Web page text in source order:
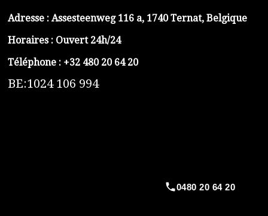
Adresse : Assesteenweg 116 a, 1740 Ternat, Belgique
Horaires : Ouvert 24h/24
Téléphone : +32 480 20 64 20
BE:1024 106 994
0480 20 64 20